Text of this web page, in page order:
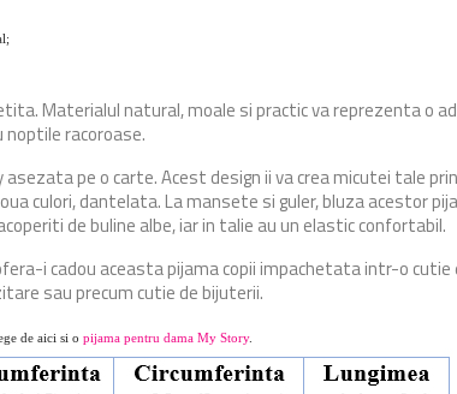
Materialul natural, moale si practic va reprezenta o
racoroase.
pe o carte. Acest design ii va crea micutei tale
culori, dantelata. La mansete si guler, bluza acestor
de buline albe, iar in talie au un elastic confortabil.
i cadou aceasta pijama copii impachetata intr-o
sau precum cutie de bijuterii.
de aici si o pijama pentru dama My Story.